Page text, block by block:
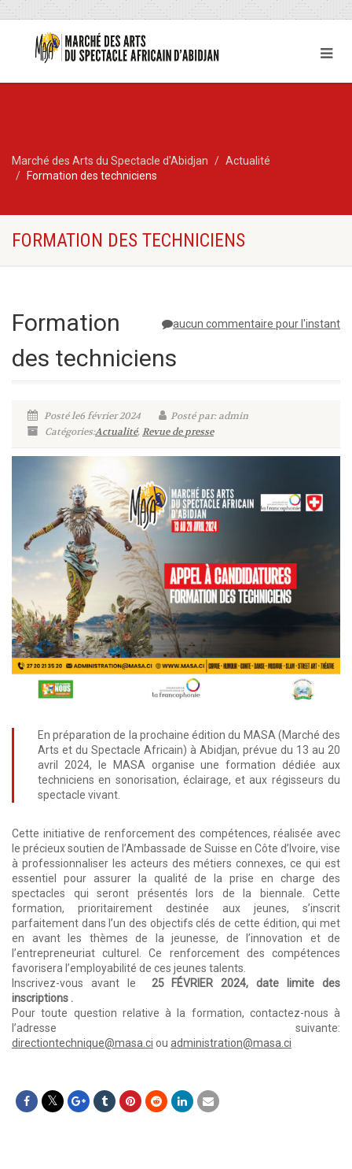
Marché des Arts du Spectacle d'Abidjan
Actualité
Formation des techniciens
FORMATION DES TECHNICIENS
aucun commentaire pour l'instant
Formation
des techniciens
Posté le6 février 2024
Posté par: admin
Catégories:Actualité,Revue de presse
En préparation de la prochaine édition du MASA (Marché des
Arts et du Spectacle Africain) à Abidjan, prévue du 13 au 20
avril 2024, le MASA organise une formation dédiée aux
techniciens en sonorisation, éclairage, et aux régisseurs du
spectacle vivant.
Cette initiative de renforcement des compétences, réalisée avec
le précieux soutien de l’Ambassade de Suisse en Côte d’Ivoire, vise
à professionnaliser les acteurs des métiers connexes, ce qui est
essentiel pour assurer la qualité de la prise en charge des
spectacles qui seront présentés lors de la biennale. Cette
formation, prioritairement destinée aux jeunes, s’inscrit
parfaitement dans l’un des objectifs clés de cette édition, qui met
en avant les thèmes de la jeunesse, de l’innovation et de
l’entrepreneuriat culturel. Ce renforcement des compétences
favorisera l’employabilité de ces jeunes talents.
Inscrivez-vous avant le 25 FÉVRIER 2024, date limite des
inscriptions .
Pour toute question relative à la formation, contactez-nous à
l’adresse suivante:
directiontechnique@masa.ci ou administration@masa.ci